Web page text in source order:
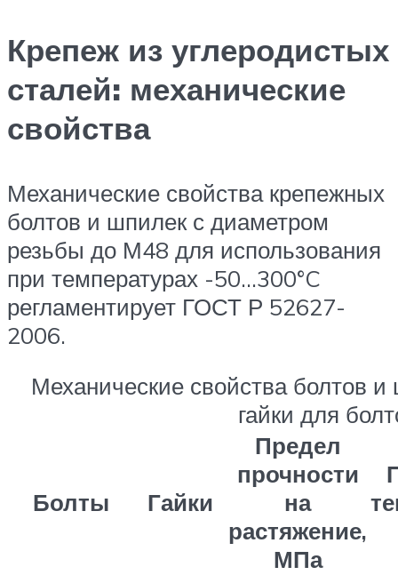
Крепеж из углеродистых
сталей: механические
свойства
Механические свойства крепежных
болтов и шпилек с диаметром
резьбы до М48 для использования
при температурах -50…300°C
регламентирует ГОСТ Р 52627-
2006.
Механические свойства болтов
гайки для
Болты Гайки
Предел
прочности
на
растяжение,
МПа